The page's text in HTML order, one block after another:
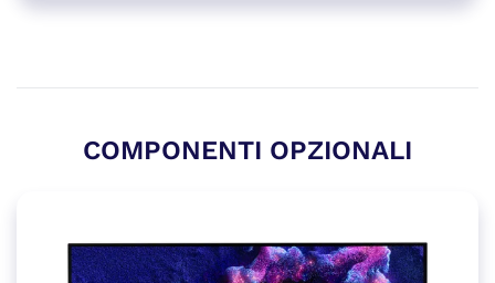
COMPONENTI OPZIONALI